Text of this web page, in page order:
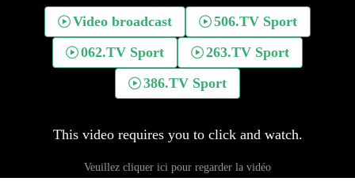
Video broadcast
506.TV Sport
062.TV Sport
263.TV Sport
386.TV Sport
This video requires you to click and watch.
Veuillez cliquer ici pour regarder la vidéo